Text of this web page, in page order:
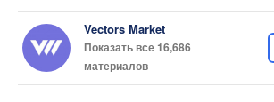
Vectors Market
Показать все 16,686
материалов